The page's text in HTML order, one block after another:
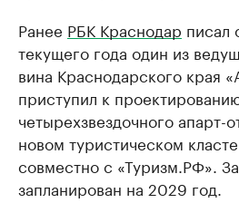
Ранее РБК Краснодар писал
текущего года один из
вина Краснодарского края
приступил к
четырехзвездочного апарт-
новом туристическом
совместно с «Туризм.РФ».
запланирован на 2029 год.